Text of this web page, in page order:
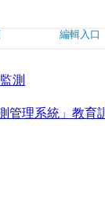
編輯入口